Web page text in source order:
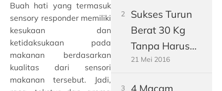
Buah hati yang termasuk
sensory responder memiliki
kesukaan dan
ketidaksukaan pada
makanan berdasarkan
kualitas dari sensori
makanan tersebut. Jadi,
Gampang
Buncit
Sukses Turun
Berat 30 Kg
Tanpa Harus
Jadi Vegetarian
21 Mei 2016
4 Macam